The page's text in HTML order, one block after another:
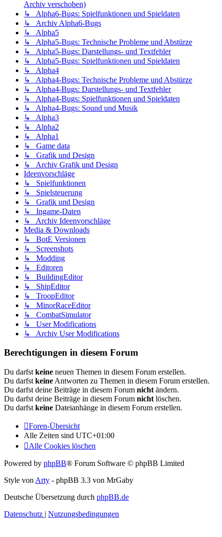
Archiv verschoben)
↳ Alpha6-Bugs: Spielfunktionen und Spieldaten
↳ Archiv Alpha6-Bugs
↳ Alpha5
↳ Alpha5-Bugs: Technische Probleme und Abstürze
↳ Alpha5-Bugs: Darstellungs- und Textfehler
↳ Alpha5-Bugs: Spielfunktionen und Spieldaten
↳ Alpha4
↳ Alpha4-Bugs: Technische Probleme und Abstürze
↳ Alpha4-Bugs: Darstellungs- und Textfehler
↳ Alpha4-Bugs: Spielfunktionen und Spieldaten
↳ Alpha4-Bugs: Sound und Musik
↳ Alpha3
↳ Alpha2
↳ Alpha1
↳ Game data
↳ Grafik und Design
↳ Archiv Grafik und Design
Ideenvorschläge
↳ Spielfunktionen
↳ Spielsteuerung
↳ Grafik und Design
↳ Ingame-Daten
↳ Archiv Ideenvorschläge
Media & Downloads
↳ BotE Versionen
↳ Screenshots
↳ Modding
↳ Editoren
↳ BuildingEditor
↳ ShipEditor
↳ TroopEditor
↳ MinorRaceEditor
↳ CombatSimulator
↳ User Modifications
↳ Archiv User Modifications
Berechtigungen in diesem Forum
Du darfst keine neuen Themen in diesem Forum erstellen.
Du darfst keine Antworten zu Themen in diesem Forum erstellen.
Du darfst deine Beiträge in diesem Forum nicht ändern.
Du darfst deine Beiträge in diesem Forum nicht löschen.
Du darfst keine Dateianhänge in diesem Forum erstellen.
Foren-Übersicht
Alle Zeiten sind UTC+01:00
Alle Cookies löschen
Powered by phpBB® Forum Software © phpBB Limited
Style von Arty - phpBB 3.3 von MrGaby
Deutsche Übersetzung durch phpBB.de
Datenschutz | Nutzungsbedingungen